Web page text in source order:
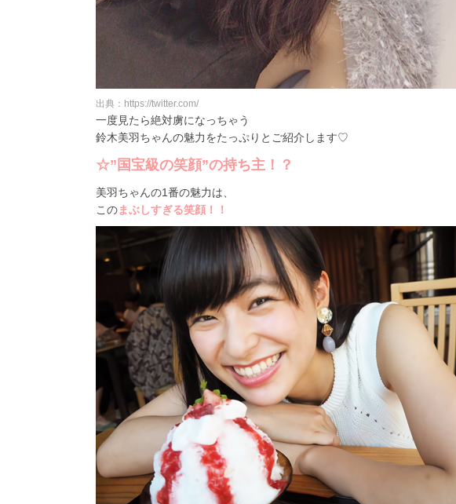
出典：https://twitter.com/
一度見たら絶対虜になっちゃう
鈴木美羽ちゃんの魅力をたっぷりとご紹介します♡
☆”国宝級の笑顔”の持ち主！？
美羽ちゃんの1番の魅力は、
このまぶしすぎる笑顔！！